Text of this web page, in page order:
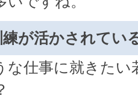
が活かされてい
な仕事に就きた